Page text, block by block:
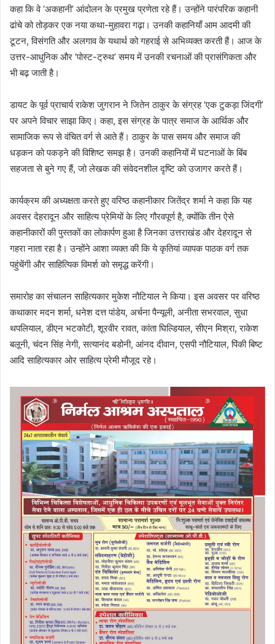
कहा कि वे ‘अकहानी’ आंदोलन के प्रमुख प्रणेता रहे हैं। उन्होंने पारंपरिक कहानी
ढांचे को तोड़कर एक नया कथा-मुहावरा गढ़ा। उनकी कहानियाँ आम आदमी की
टूटन, विसंगति और अलगाव के यथार्थ को गहराई से अभिव्यक्त करती हैं। आज के
उत्तर-आधुनिक और ‘पोस्ट-ट्रुथ’ समय में उनकी रचनाओं की प्रासंगिकता और
भी बढ़ जाती है।
डायट के पूर्व प्राचार्य राकेश जुगरान ने जितेन ठाकुर के संग्रह ‘एक टुकड़ा जिंदगी’
पर अपने विचार साझा किए। कहा, इस संग्रह के पात्र समाज के आर्थिक और
सामाजिक रूप से वंचित वर्ग से आते हैं। ठाकुर के पास समय और समाज की
धड़कन को पकड़ने की विशिष्ट समझ है। उनकी कहानियों में घटनाओं के बिंब
सहजता से बुने गए हैं, जो लेखक की संवेदनशील दृष्टि को उजागर करते हैं।
कार्यक्रम की अध्यक्षता करते हुए वरिष्ठ कहानीकार जितेंद्र शर्मा ने कहा कि यह
अवसर देहरादून और साहित्य प्रेमियों के लिए गौरवपूर्ण है, क्योंकि तीन ऐसे
कहानीकारों की पुस्तकों का लोकार्पण हुआ है जिनका उत्तराखंड और देहरादून से
गहरा नाता रहा है। उन्होंने आशा व्यक्त की कि ये कृतियां व्यापक पाठक वर्ग तक
पहुंचेंगी और साहित्यिक विमर्श को समृद्ध करेंगी।
समारोह का संचालन साहित्यकार मुकेश नौटियाल ने किया। इस अवसर पर वरिष्ठ
कथाकार मदन शर्मा, धनेश दत्त पांडेय, अर्चना पैन्यूली, अनीता सभरवाल, सुधा
थपलियाल, डीएन भटकोटी, शूरवीर रावत, कांता घिल्डियाल, सीएन मिश्रा, राकेश
बलूनी, चंदन सिंह नेगी, सत्यानंद बडोनी, आंनद दीवान, एसपी नौटियाल, पिंकी बिष्ट
आदि साहित्यकार ओर साहित्य प्रेमी मौजूद रहे।